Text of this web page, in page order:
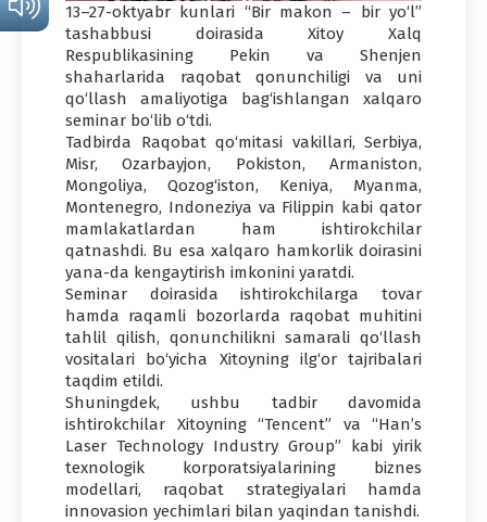
13–27-oktyabr kunlari “Bir makon – bir yo‘l”
tashabbusi doirasida Xitoy Xalq
Respublikasining Pekin va Shenjen
shaharlarida raqobat qonunchiligi va uni
qo‘llash amaliyotiga bag‘ishlangan xalqaro
seminar bo‘lib o‘tdi.
Tadbirda Raqobat qo‘mitasi vakillari, Serbiya,
Misr, Ozarbayjon, Pokiston, Armaniston,
Mongoliya, Qozog‘iston, Keniya, Myanma,
Montenegro, Indoneziya va Filippin kabi qator
mamlakatlardan ham ishtirokchilar
qatnashdi. Bu esa xalqaro hamkorlik doirasini
yana-da kengaytirish imkonini yaratdi.
Seminar doirasida ishtirokchilarga tovar
hamda raqamli bozorlarda raqobat muhitini
tahlil qilish, qonunchilikni samarali qo‘llash
vositalari bo‘yicha Xitoyning ilg‘or tajribalari
taqdim etildi.
Shuningdek, ushbu tadbir davomida
ishtirokchilar Xitoyning “Tencent” va “Han’s
Laser Technology Industry Group” kabi yirik
texnologik korporatsiyalarining biznes
modellari, raqobat strategiyalari hamda
innovasion yechimlari bilan yaqindan tanishdi.